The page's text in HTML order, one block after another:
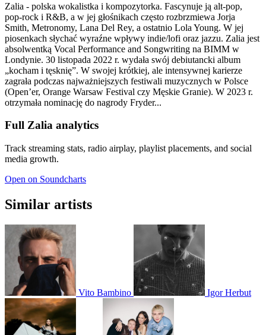
Zalia - polska wokalistka i kompozytorka. Fascynuje ją alt-pop,
pop-rock i R&B, a w jej głośnikach często rozbrzmiewa Jorja
Smith, Metronomy, Lana Del Rey, a ostatnio Lola Young. W jej
piosenkach słychać wyraźne wpływy indie/lofi oraz jazzu. Zalia jest
absolwentką Vocal Performance and Songwriting na BIMM w
Londynie. 30 listopada 2022 r. wydała swój debiutancki album
„kocham i tęsknię”. W swojej krótkiej, ale intensywnej karierze
zagrała podczas najważniejszych festiwali muzycznych w Polsce
(Open’er, Orange Warsaw Festival czy Męskie Granie). W 2023 r.
otrzymała nominację do nagrody Fryder...
Full Zalia analytics
Track streaming stats, radio airplay, playlist placements, and social
media growth.
Open on Soundcharts
Similar artists
Vito Bambino Igor Herbut